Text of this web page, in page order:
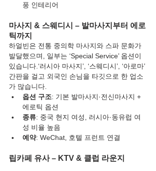
풍 인테리어
마사지 & 스웨디시 – 발마사지부터 에로
틱까지
하얼빈은 전통 중의학 마사지와 스파 문화가
발달했으며, 일부는 ‘Special Service’ 옵션이
있습니다.‘러시아 마사지’, ‘스웨디시’, ‘아로마’
간판을 걸고 외국인 손님을 타깃으로 한 업소
가 많습니다.
옵션 구조: 기본 발마사지·전신마사지 +
에로틱 옵션
종류: 중국 현지 여성, 러시아·동유럽 여
성 비율 높음
예약: WeChat, 호텔 프런트 연결
립카페 유사 – KTV & 클럽 라운지